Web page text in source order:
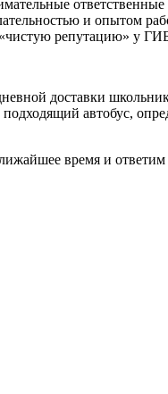
и опытом
«чистую репутацию» у
доставки
автобус,
время и ответим